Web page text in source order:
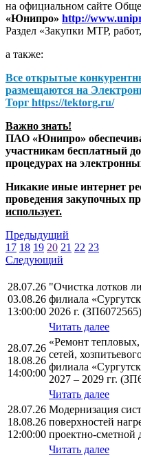
на официальном сайте
«Юнипро» http://
Раздел «Закупки МТР,
а также:
Все открытые
размещаются на
Торг https://tektorg.ru/
Важно знать!
ПАО «Юнипро»
участникам бесплатный
процедурах на
Никакие иные интернет
проведения закупочных
использует.
Предыдущий
17 18 19 20 21 22 23
Следующий
28.07.26
03.08.26
13:00:00
"Очистка лотков
филиала
2026 г. (ЗП6072565)
Читать далее
28.07.26
18.08.26
14:00:00
«Ремонт
сетей,
филиала
2027 – 2029 гг.
Читать далее
28.07.26
18.08.26
12:00:00
Модернизация
поверхностей
проектно-сметной
Читать далее